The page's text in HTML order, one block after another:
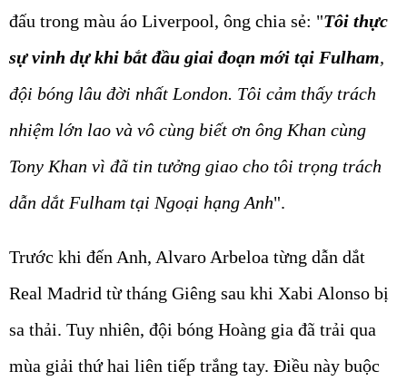
đấu trong màu áo Liverpool, ông chia sẻ: "Tôi thực
sự vinh dự khi bắt đầu giai đoạn mới tại Fulham,
đội bóng lâu đời nhất London. Tôi cảm thấy trách
nhiệm lớn lao và vô cùng biết ơn ông Khan cùng
Tony Khan vì đã tin tưởng giao cho tôi trọng trách
dẫn dắt Fulham tại Ngoại hạng Anh".
Trước khi đến Anh, Alvaro Arbeloa từng dẫn dắt
Real Madrid từ tháng Giêng sau khi Xabi Alonso bị
sa thải. Tuy nhiên, đội bóng Hoàng gia đã trải qua
mùa giải thứ hai liên tiếp trắng tay. Điều này buộc